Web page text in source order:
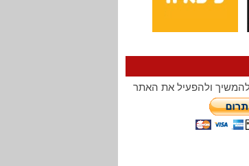
להמשיך ולהפעיל את האתר